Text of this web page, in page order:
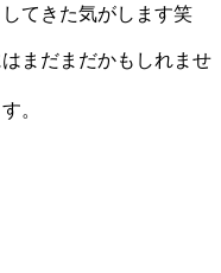
てきた気がします笑
まだまだかもしれませ
。